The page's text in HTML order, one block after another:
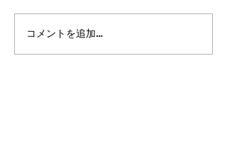
2026年8月・9月スケジュ
ール
コメントを追加…